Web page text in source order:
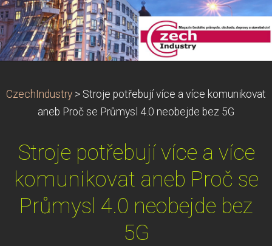
CzechIndustry > Stroje potřebují více a více komunikovat
aneb Proč se Průmysl 4.0 neobejde bez 5G
Stroje potřebují více a více
komunikovat aneb Proč se
Průmysl 4.0 neobejde bez
5G